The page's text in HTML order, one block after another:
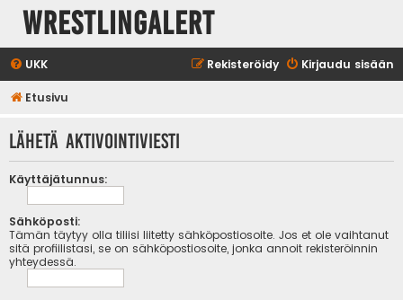
WrestlingAlert
UKK Kirjaudu sisään
Rekisteröidy
Etusivu
Lähetä aktivointiviesti
Käyttäjätunnus:
Sähköposti:
Tämän täytyy olla tiliisi liitetty sähköpostiosoite. Jos et ole vaihtanut
sitä profiilistasi, se on sähköpostiosoite, jonka annoit rekisteröinnin
yhteydessä.